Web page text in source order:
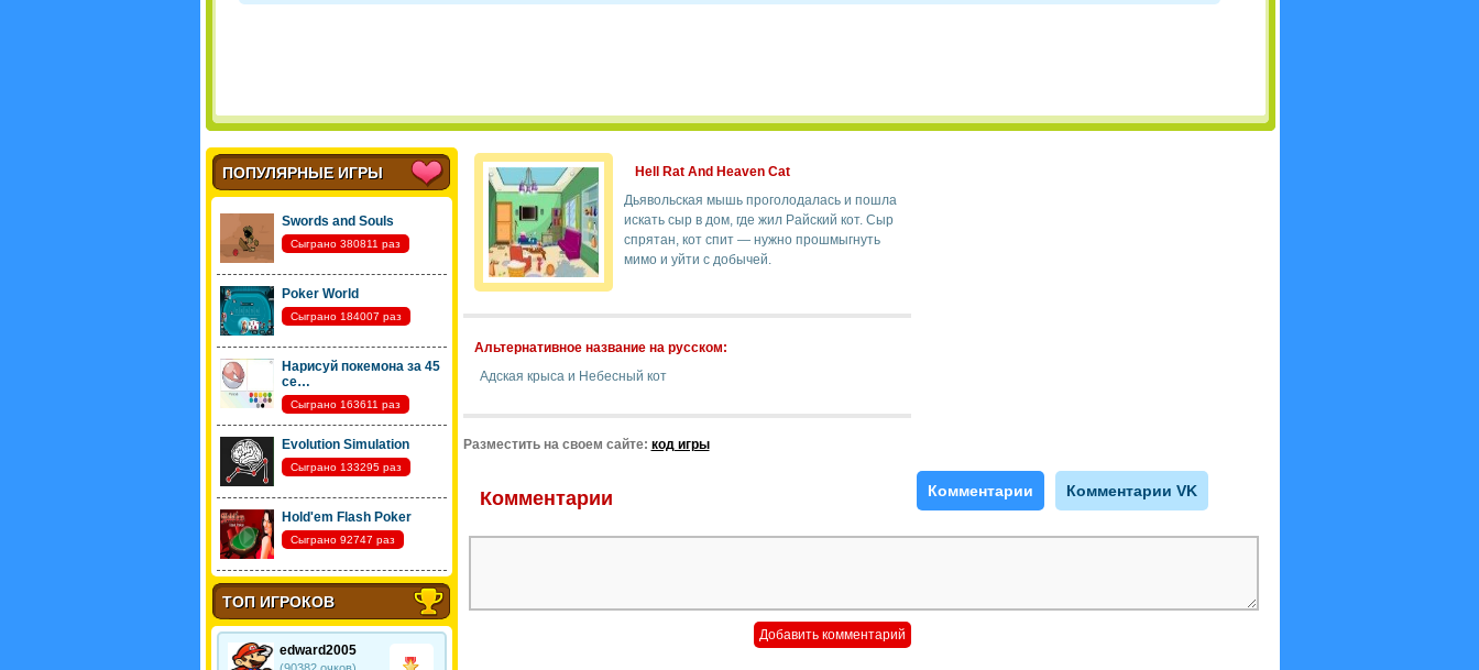
ПОПУЛЯРНЫЕ ИГРЫ
Swords and Souls
Сыграно 380811 раз
Poker World
Сыграно 184007 раз
Нарисуй покемона за 45
се…
Сыграно 163611 раз
Evolution Simulation
Сыграно 133295 раз
Hold'em Flash Poker
Сыграно 92747 раз
ТОП ИГРОКОВ
edward2005
Hell Rat And Heaven Cat
Дьявольская мышь проголодалась и пошла
искать сыр в дом, где жил Райский кот. Сыр
спрятан, кот спит — нужно прошмыгнуть
мимо и уйти с добычей.
Альтернативное название на русском:
Адская крыса и Небесный кот
Разместить на своем сайте: код игры
Комментарии Комментарии Комментарии VK